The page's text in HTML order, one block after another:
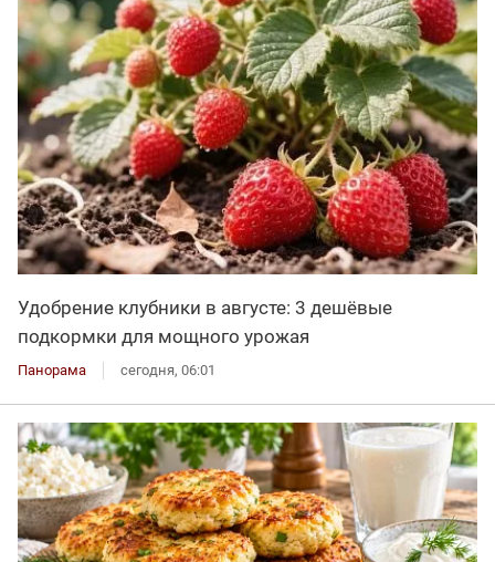
Удобрение клубники в августе: 3 дешёвые
подкормки для мощного урожая
Панорама сегодня, 06:01